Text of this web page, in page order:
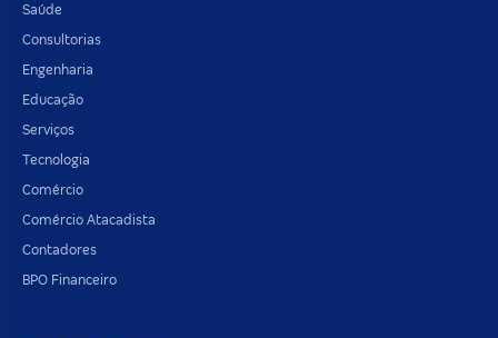
Saúde
Consultorias
Engenharia
Educação
Serviços
Tecnologia
Comércio
Comércio Atacadista
Contadores
BPO Financeiro